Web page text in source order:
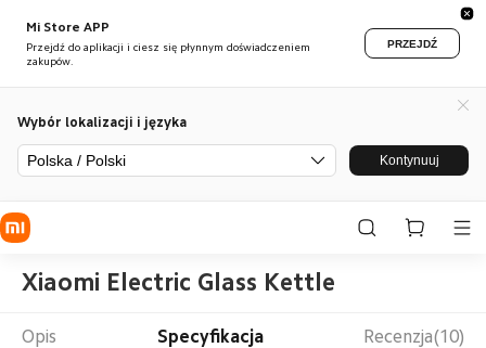
Mi Store APP
Przejdź do aplikacji i ciesz się płynnym doświadczeniem
zakupów.
PRZEJDŹ
Wybór lokalizacji i języka
Polska / Polski Kontynuuj
Xiaomi Electric Glass Kettle
Opis Specyfikacja Recenzja(10)